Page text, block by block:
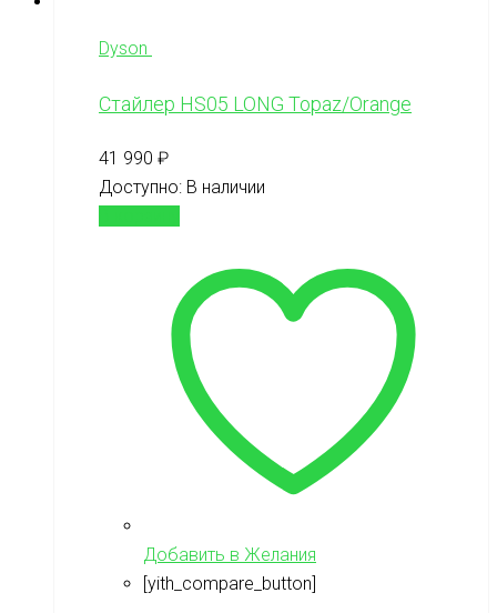
Dyson
Cтайлер HS05 LONG Topaz/Orange
41 990 ₽
Доступно: В наличии
Добавить в Желания
[yith_compare_button]